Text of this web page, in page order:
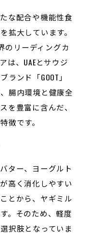
な配合や機能性食
拡大しています。
のリーディングカ
は、UAEとサウジ
ンド「GOOT」
腸内環境と健康全
を豊富に含んだ、
徴です。
ター、ヨーグルト
高く消化しやすい
とから、ヤギミル
。そのため、軽度
択肢となっていま